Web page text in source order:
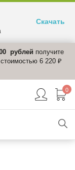
рублей получите
6 220 ₽
0
Скачать